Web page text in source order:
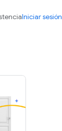
Iniciar sesión